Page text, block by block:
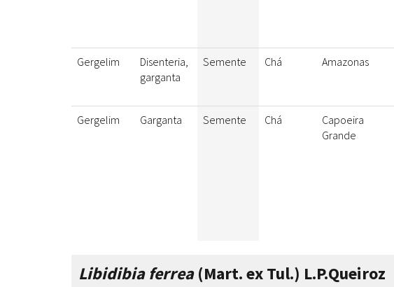
Gergelim
Disenteria,
garganta
Semente Chá Amazonas
Gergelim Garganta Semente Chá
Capoeira
Grande
Libidibia ferrea(Mart. ex Tul.) L.P.Queiroz